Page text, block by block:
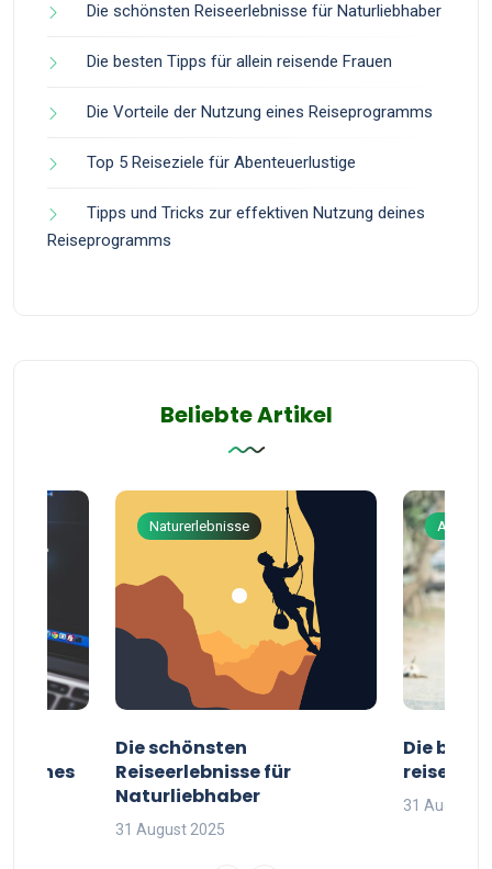
Die schönsten Reiseerlebnisse für Naturliebhaber
Die besten Tipps für allein reisende Frauen
Die Vorteile der Nutzung eines Reiseprogramms
Top 5 Reiseziele für Abenteuerlustige
Tipps und Tricks zur effektiven Nutzung deines
Reiseprogramms
Beliebte Artikel
deines
Naturerlebnisse
Die schönsten
Reiseerlebnisse für
Naturliebhaber
31 August 2025
Die
reisende
31 August